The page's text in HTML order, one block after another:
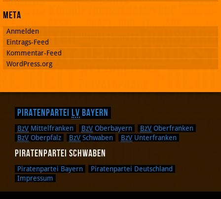
Meta
Anmelden
Eintrags-Feed
Kommentar-Feed
WordPress.org
Piratenpartei LV Bayern
BzV Mittelfranken BzV Oberbayern BzV Oberfranken
BzV Oberpfalz BzV Schwaben BzV Unterfranken
Piratenpartei Schwaben
Piratenpartei Bayern
Piratenpartei Deutschland
Impressum